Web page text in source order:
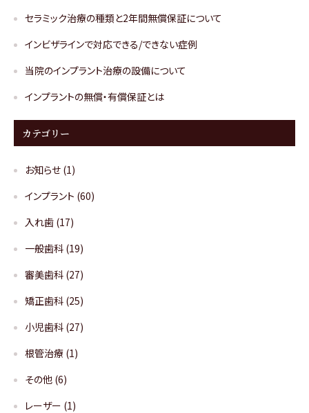
セラミック治療の種類と2年間無償保証について
インビザラインで対応できる/できない症例
当院のインプラント治療の設備について
インプラントの無償・有償保証とは
カテゴリー
お知らせ (1)
インプラント (60)
入れ歯 (17)
一般歯科 (19)
審美歯科 (27)
矯正歯科 (25)
小児歯科 (27)
根管治療 (1)
その他 (6)
レーザー (1)